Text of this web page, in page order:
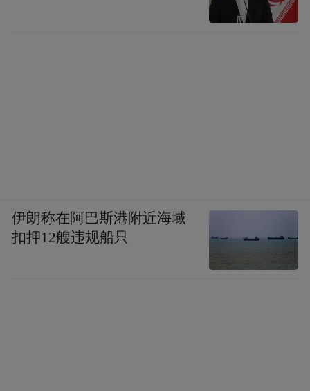
伊朗称在阿巴斯港附近海域
扣押12艘违规船只